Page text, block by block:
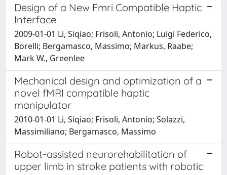
Design of a New Fmri Compatible Haptic
Interface
2009-01-01 Li, Siqiao; Frisoli, Antonio; Luigi Federico,
Borelli; Bergamasco, Massimo; Markus, Raabe;
Mark W., Greenlee
Mechanical design and optimization of a
novel fMRI compatible haptic
manipulator
2010-01-01 Li, Siqiao; Frisoli, Antonio; Solazzi,
Massimiliano; Bergamasco, Massimo
Robot-assisted neurorehabilitation of
upper limb in stroke patients with robotic